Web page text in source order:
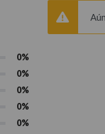
0%
0%
0%
0%
0%